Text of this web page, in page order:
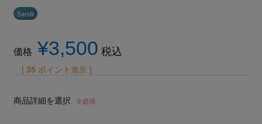
Sandii
価格 ¥3,500 税込
[ 35 ポイント進呈 ]
商品詳細を選択 ※必須